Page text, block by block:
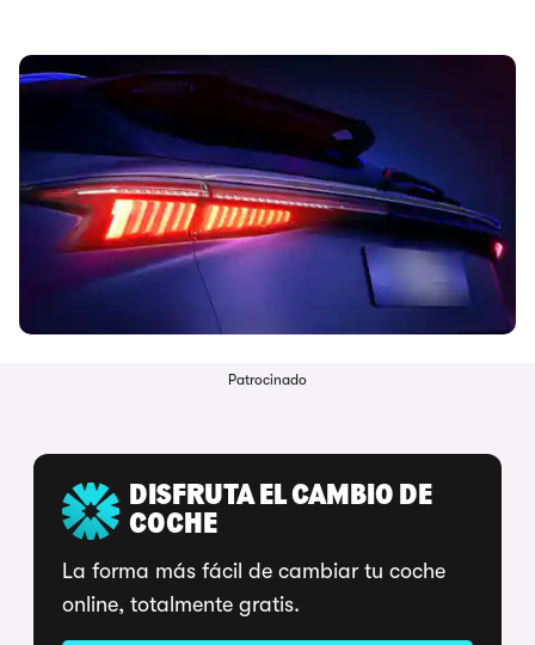
Patrocinado
DISFRUTA EL CAMBIO DE
COCHE
La forma más fácil de cambiar tu coche
online, totalmente gratis.